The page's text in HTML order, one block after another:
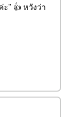
ะ" 👍 หวังว่า